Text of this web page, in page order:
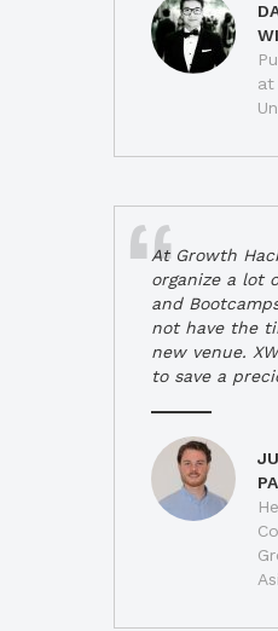
at
At Growth
organize a lot
and
not have the
new venue.
to save a